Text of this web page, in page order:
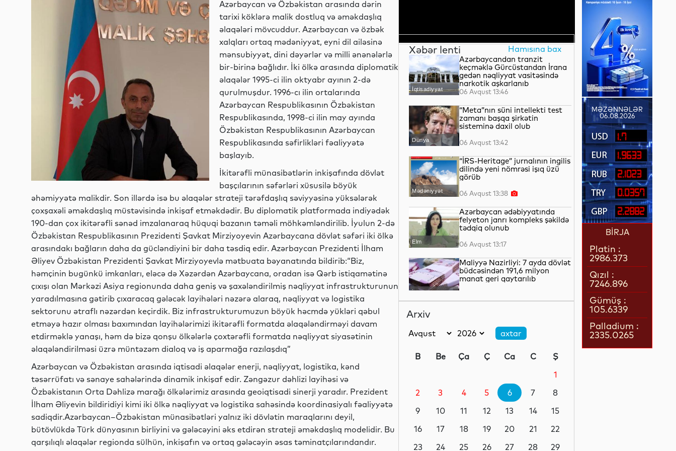
Azərbaycan və Özbəkistan arasında dərin
tarixi köklərə malik dostluq və əməkdaşlıq
əlaqələri mövcuddur. Azərbaycan və özbək
xalqları ortaq mədəniyyət, eyni dil ailəsinə
mənsubiyyət, dini dəyərlər və milli ənənələrlə
bir-birinə bağlıdır. İki ölkə arasında diplomatik
əlaqələr 1995-ci ilin oktyabr ayının 2-də
qurulmuşdur. 1996-cı ilin ortalarında
Azərbaycan Respublikasının Özbəkistan
Respublikasında, 1998-ci ilin may ayında
Özbəkistan Respublikasının Azərbaycan
Respublikasında səfirlikləri fəaliyyətə
başlayıb.
İkitərəfli münasibətlərin inkişafında dövlət
başçılarının səfərləri xüsusilə böyük
əhəmiyyətə malikdir. Son illərdə isə bu əlaqələr strateji tərəfdaşlıq səviyyəsinə yüksələrək
çoxşaxəli əməkdaşlıq müstəvisində inkişaf etməkdədir. Bu diplomatik platformada indiyədək
190-dan çox ikitərəfli sənəd imzalanaraq hüquqi bazanın təməli möhkəmləndirilib. İyulun 2-də
Özbəkistan Respublikasının Prezidenti Şavkat Mirziyoyevin Azərbaycana dövlət səfəri iki ölkə
arasındakı bağların daha da gücləndiyini bir daha təsdiq edir. Azərbaycan Prezidenti İlham
Əliyev Özbəkistan Prezidenti Şavkat Mirziyoyevlə mətbuata bəyanatında bildirib:“Biz,
həmçinin bugünkü imkanları, eləcə də Xəzərdən Azərbaycana, oradan isə Qərb istiqamətinə
çıxışı olan Mərkəzi Asiya regionunda daha geniş və şaxələndirilmiş nəqliyyat infrastrukturunun
yaradılmasına gətirib çıxaracaq gələcək layihələri nəzərə alaraq, nəqliyyat və logistika
sektorunu ətraflı nəzərdən keçirdik. Biz infrastrukturumuzun böyük həcmdə yükləri qəbul
etməyə hazır olması baxımından layihələrimizi ikitərəfli formatda əlaqələndirməyi davam
etdirməklə yanaşı, həm də bizə qonşu ölkələrlə çoxtərəfli formatda nəqliyyat siyasətinin
əlaqələndirilməsi üzrə müntəzəm dialoq və iş aparmağa razılaşdıq”
Azərbaycan və Özbəkistan arasında iqtisadi əlaqələr enerji, nəqliyyat, logistika, kənd
təsərrüfatı və sənaye sahələrində dinamik inkişaf edir. Zəngəzur dəhlizi layihəsi və
Özbəkistanın Orta Dəhlizə marağı ölkələrimiz arasında geoiqtisadi sinerji yaradır. Prezident
İlham Əliyevin bildiridiyi kimi iki ölkə nəqliyyat və logistika sahəsində koordinasiyalı fəaliyyətə
sadiqdir.Azərbaycan–Özbəkistan münasibətləri yalnız iki dövlətin maraqlarını deyil,
bütövlükdə Türk dünyasının birliyini və gələcəyini əks etdirən strateji əməkdaşlıq modelidir. Bu
qarşılıqlı əlaqələr regionda sülhün, inkişafın və ortaq gələcəyin əsas təminatçılarındandır.
Xəbər lenti Hamısına bax
İqtisadiyyat
Azərbaycandan tranzit
keçməklə Gürcüstandan İrana
gedən nəqliyyat vasitəsində
narkotik aşkarlanıb
06 Avqust 13:46
Dünya
“Meta”nın süni intellekti test
zamanı başqa şirkətin
sisteminə daxil olub
06 Avqust 13:42
Mədəniyyət
“İRS-Heritage” jurnalının ingilis
dilində yeni nömrəsi işıq üzü
görüb
06 Avqust 13:38
Elm
Azərbaycan ədəbiyyatında
felyeton janrı kompleks şəkildə
tədqiq olunub
06 Avqust 13:17
İqtisadiyyat
Maliyyə Nazirliyi: 7 ayda dövlət
büdcəsindən 191,6 milyon
manat geri qaytarılıb
verilib
Elm
əqli mülkiyyət müsabiqəsinin
06 Avqust 12:20
Gündəm
Azərbaycanın qlobal gündəliyi
06 Avqust 11:50
Arxiv
B Be Ça Ç Ca C
Ş
1
2
3 4 5 6 7
8
9
10 11 12 13 14
15
16
17 18 19 20 21
22
23
24 25 26 27 28
29
MƏZƏNNƏLƏR
06.08.2026
1.7
1.9633
2.1023
0.0357
2.2882
BİRJA
Platin :
2986.373
Qızıl :
7246.896
Gümüş :
105.6339
Palladium :
2335.0265